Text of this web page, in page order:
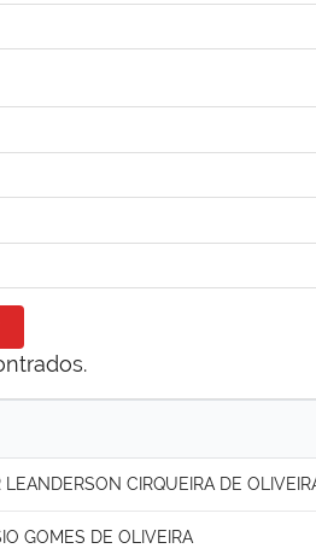
LEANDERSON CIRQUEIRA DE
GOMES DE OLIVEIRA